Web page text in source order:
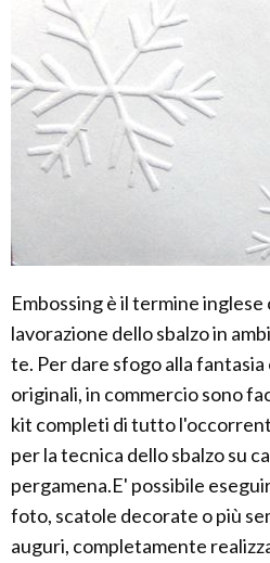
Embossing è il termine inglese
lavorazione dello sbalzo in
te. Per dare sfogo alla
originali, in commercio sono
kit completi di tutto
per la tecnica dello sbalzo su
pergamena.E' possibile
foto, scatole decorate o più
auguri, completamente